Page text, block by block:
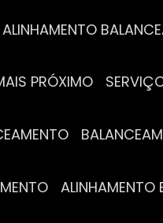
ALINHAMENTO
PRÓXIMO